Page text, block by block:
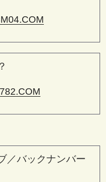
／バックナンバー